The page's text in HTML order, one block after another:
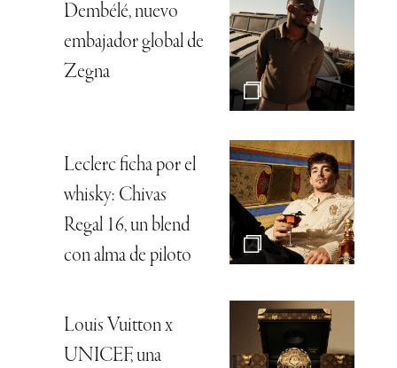
Dembélé, nuevo
embajador global de
Zegna
Leclerc ficha por el
whisky: Chivas
Regal 16, un blend
con alma de piloto
Louis Vuitton x
UNICEF, una